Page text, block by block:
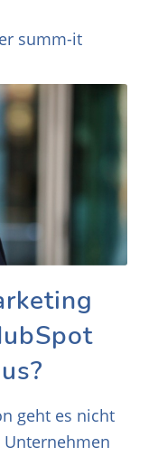
summ-it
geht es nicht